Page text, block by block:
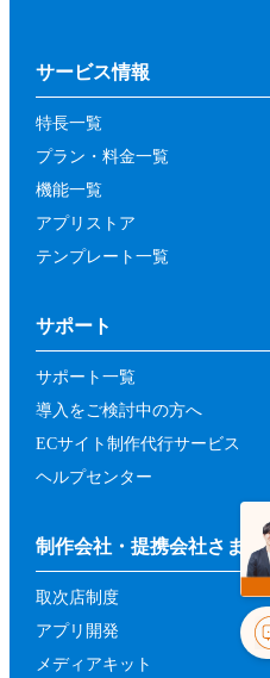
サービス情報
特長一覧
プラン・料金一覧
機能一覧
アプリストア
テンプレート一覧
サポート
サポート一覧
導入をご検討中の方へ
ECサイト制作代行サービス
ヘルプセンター
制作会社・提携会社さまへ
取次店制度
アプリ開発
メディアキット